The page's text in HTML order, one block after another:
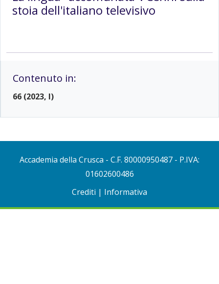
stoia dell'italiano televisivo
Contenuto in:
66 (2023, I)
Accademia della Crusca - C.F. 80000950487 - P.IVA:
01602600486
Crediti | Informativa